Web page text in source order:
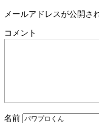
メールアドレスが公開さ
コメント
名前